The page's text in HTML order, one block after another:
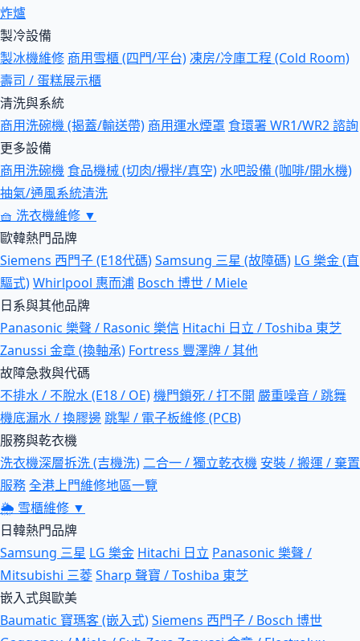
炸爐
製冷設備
製冰機維修 商用雪櫃 (四門/平台)凍房/冷庫工程 (Cold Room)
壽司 / 蛋糕展示櫃
清洗與系統
商用洗碗機 (揭蓋/輸送帶) 商用運水煙罩 食環署 WR1/WR2 諮詢
更多設備
商用洗碗機 食品機械 (切肉/攪拌/真空)水吧設備 (咖啡/開水機)
抽氣/通風系統清洗
🧺 洗衣機維修 ▼
歐韓熱門品牌
Siemens 西門子 (E18代碼)Samsung 三星 (故障碼) LG 樂金 (直
驅式)Whirlpool 惠而浦 Bosch 博世 / Miele
日系與其他品牌
Panasonic 樂聲 / Rasonic 樂信 Hitachi 日立 / Toshiba 東芝
Zanussi 金章 (換軸承) Fortress 豐澤牌 / 其他
故障急救與代碼
不排水 / 不脫水 (E18 / OE)機門鎖死 / 打不開 嚴重噪音 / 跳舞
機底漏水 / 換膠邊跳掣 / 電子板維修 (PCB)
服務與乾衣機
洗衣機深層拆洗 (吉機洗) 二合一 / 獨立乾衣機 安裝 / 搬運 / 棄置
服務全港上門維修地區一覽
🌦 雪櫃維修 ▼
日韓熱門品牌
Samsung 三星 LG 樂金 Hitachi 日立 Panasonic 樂聲 /
Mitsubishi 三菱Sharp 聲寶 / Toshiba 東芝
嵌入式與歐美
Baumatic 寶瑪客 (嵌入式)Siemens 西門子 / Bosch 博世